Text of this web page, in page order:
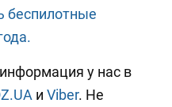
беспилотные
у нас в
и Viber. Не